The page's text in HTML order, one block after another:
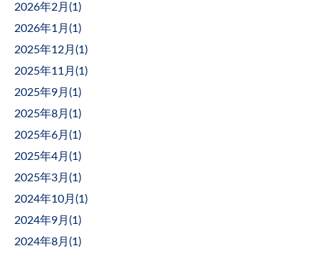
2026年2月(1 )
2026年1月(1 )
2025年12月(1 )
2025年11月(1 )
2025年9月(1 )
2025年8月(1 )
2025年6月(1 )
2025年4月(1 )
2025年3月(1 )
2024年10月(1 )
2024年9月(1 )
2024年8月(1 )